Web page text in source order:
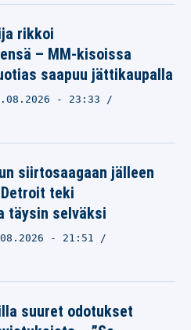
rikkoi
– MM-kisoissa
saapuu jättikaupalla
- 23:33
siirtosaagaan jälleen
teki
täysin selväksi
- 21:51
suuret odotukset